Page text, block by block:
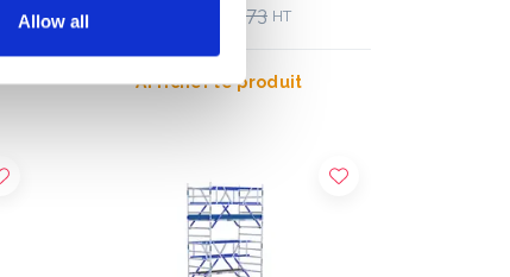
Allow all€3.489,00 €4.327,73 HT
Afficher le produit